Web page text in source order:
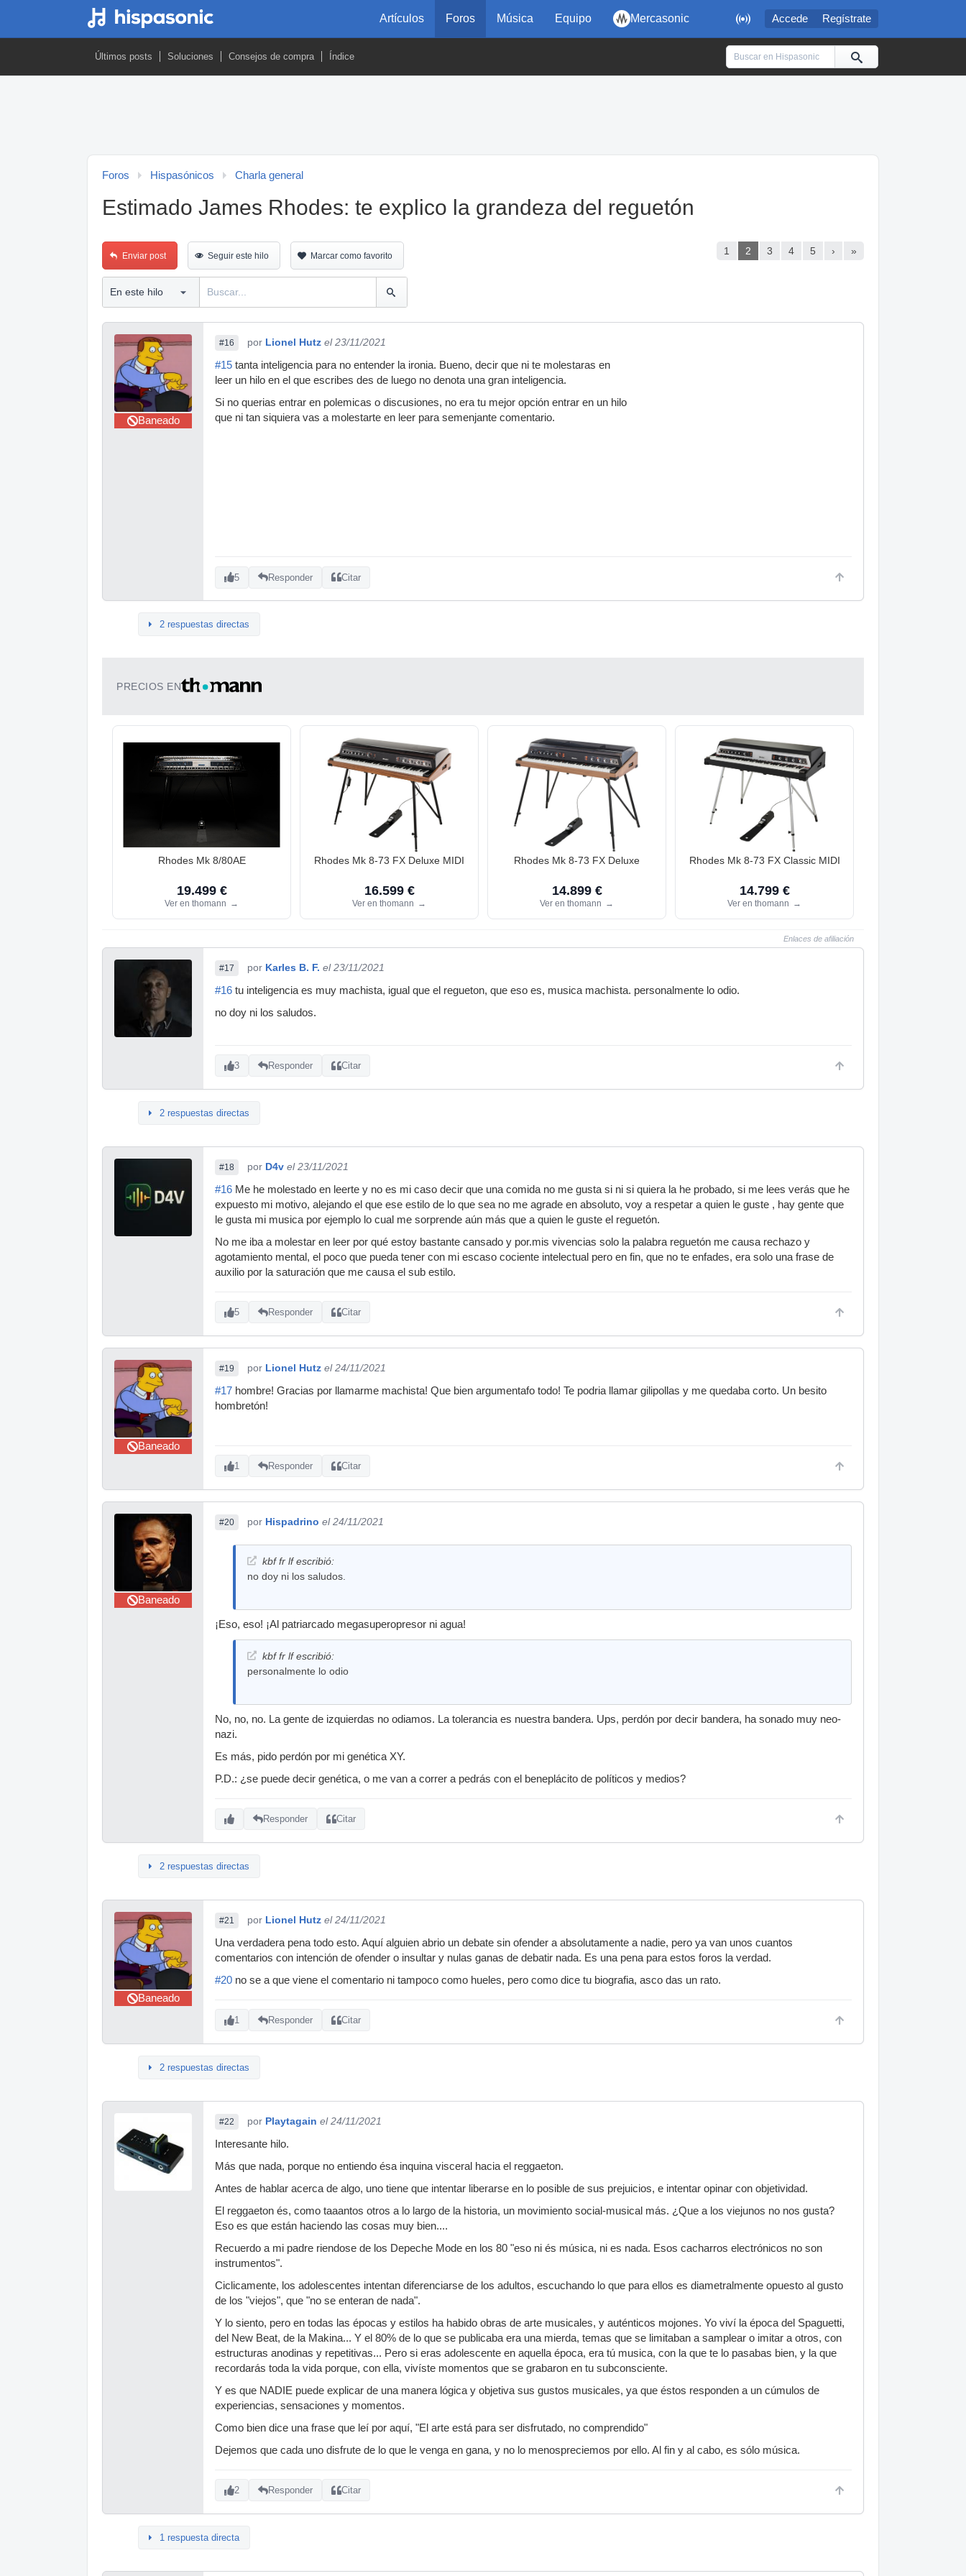
 Accede Regístrate
Artículos Foros Música Equipo Mercasonic
Últimos posts Soluciones Consejos de compra Índice
Foros Hispasónicos Charla general
Estimado James Rhodes: te explico la grandeza del reguetón
1 2 3 4 5 › »
Enviar post Seguir este hilo Marcar como favorito
Baneado
#16 por Lionel Hutz el 23/11/2021
#15 tanta inteligencia para no entender la ironia. Bueno, decir que ni te molestaras en
leer un hilo en el que escribes des de luego no denota una gran inteligencia.
Si no querias entrar en polemicas o discusiones, no era tu mejor opción entrar en un hilo
que ni tan siquiera vas a molestarte en leer para semenjante comentario.
5 Responder Citar
2 respuestas directas
PRECIOS EN
Rhodes Mk 8/80AE
19.499 €
Ver en thomann →
Rhodes Mk 8-73 FX Deluxe MIDI
16.599 €
Ver en thomann →
Rhodes Mk 8-73 FX Deluxe
14.899 €
Ver en thomann →
Rhodes Mk 8-73 FX Classic MIDI
14.799 €
Ver en thomann →
Enlaces de afiliación
#17 por Karles B. F. el 23/11/2021
#16 tu inteligencia es muy machista, igual que el regueton, que eso es, musica machista. personalmente lo odio.
no doy ni los saludos.
3 Responder Citar
2 respuestas directas
#18 por D4v el 23/11/2021
#16 Me he molestado en leerte y no es mi caso decir que una comida no me gusta si ni si quiera la he probado, si me lees verás que he
expuesto mi motivo, alejando el que ese estilo de lo que sea no me agrade en absoluto, voy a respetar a quien le guste , hay gente que
le gusta mi musica por ejemplo lo cual me sorprende aún más que a quien le guste el reguetón.
No me iba a molestar en leer por qué estoy bastante cansado y por.mis vivencias solo la palabra reguetón me causa rechazo y
agotamiento mental, el poco que pueda tener con mi escaso cociente intelectual pero en fin, que no te enfades, era solo una frase de
auxilio por la saturación que me causa el sub estilo.
5 Responder Citar
Baneado
#19 por Lionel Hutz el 24/11/2021
#17 hombre! Gracias por llamarme machista! Que bien argumentafo todo! Te podria llamar gilipollas y me quedaba corto. Un besito
hombretón!
1 Responder Citar
Baneado
#20 por Hispadrino el 24/11/2021
kbf fr lf escribió:
no doy ni los saludos.
¡Eso, eso! ¡Al patriarcado megasuperopresor ni agua!
kbf fr lf escribió:
personalmente lo odio
No, no, no. La gente de izquierdas no odiamos. La tolerancia es nuestra bandera. Ups, perdón por decir bandera, ha sonado muy neo-
nazi.
Es más, pido perdón por mi genética XY.
P.D.: ¿se puede decir genética, o me van a correr a pedrás con el beneplácito de políticos y medios?
Responder Citar
2 respuestas directas
Baneado
#21 por Lionel Hutz el 24/11/2021
Una verdadera pena todo esto. Aquí alguien abrio un debate sin ofender a absolutamente a nadie, pero ya van unos cuantos
comentarios con intención de ofender o insultar y nulas ganas de debatir nada. Es una pena para estos foros la verdad.
#20 no se a que viene el comentario ni tampoco como hueles, pero como dice tu biografia, asco das un rato.
1 Responder Citar
2 respuestas directas
#22 por Playtagain el 24/11/2021
Interesante hilo.
Más que nada, porque no entiendo ésa inquina visceral hacia el reggaeton.
Antes de hablar acerca de algo, uno tiene que intentar liberarse en lo posible de sus prejuicios, e intentar opinar con objetividad.
El reggaeton és, como taaantos otros a lo largo de la historia, un movimiento social-musical más. ¿Que a los viejunos no nos gusta?
Eso es que están haciendo las cosas muy bien....
Recuerdo a mi padre riendose de los Depeche Mode en los 80 "eso ni és música, ni es nada. Esos cacharros electrónicos no son
instrumentos".
Ciclicamente, los adolescentes intentan diferenciarse de los adultos, escuchando lo que para ellos es diametralmente opuesto al gusto
de los "viejos", que "no se enteran de nada".
Y lo siento, pero en todas las épocas y estilos ha habido obras de arte musicales, y auténticos mojones. Yo viví la época del Spaguetti,
del New Beat, de la Makina... Y el 80% de lo que se publicaba era una mierda, temas que se limitaban a samplear o imitar a otros, con
estructuras anodinas y repetitivas... Pero si eras adolescente en aquella época, era tú musica, con la que te lo pasabas bien, y la que
recordarás toda la vida porque, con ella, vivíste momentos que se grabaron en tu subconsciente.
Y es que NADIE puede explicar de una manera lógica y objetiva sus gustos musicales, ya que éstos responden a un cúmulos de
experiencias, sensaciones y momentos.
Como bien dice una frase que leí por aquí, "El arte está para ser disfrutado, no comprendido"
Dejemos que cada uno disfrute de lo que le venga en gana, y no lo menospreciemos por ello. Al fin y al cabo, es sólo música.
2 Responder Citar
1 respuesta directa